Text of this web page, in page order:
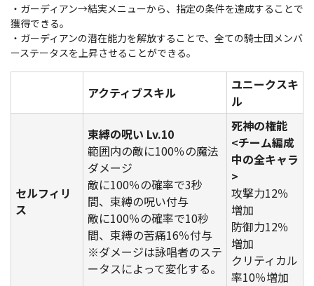
・ガーディアン→結実メニューから、指定の条件を達成することで
獲得できる。
・ガーディアンの潜在能力を解放することで、全ての騎士団メンバ
ーステータスを上昇させることができる。
アクティブスキル
ユニークスキ
ル
セルフィリ
ス
束縛の呪い Lv.10
範囲内の敵に100％の魔法
ダメージ
敵に100％の確率で3秒
間、束縛の呪い付与
敵に100％の確率で10秒
間、束縛の苦痛16％付与
※ダメージは詠唱者のステ
ータスによって変化する。
死神の権能
<チーム編成
中の全キャラ
>
攻撃力12％
増加
防御力12％
増加
クリティカル
率10％増加